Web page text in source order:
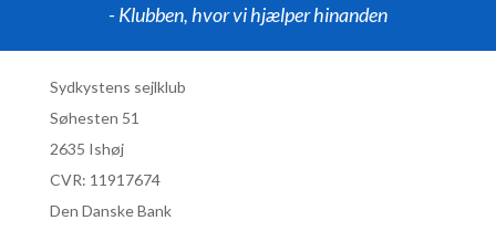
- Klubben, hvor vi hjælper hinanden
Sydkystens sejlklub
Søhesten 51
2635 Ishøj
CVR: 11917674
Den Danske Bank